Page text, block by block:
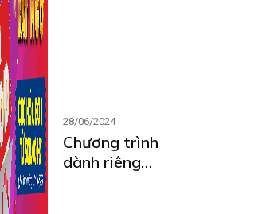
28/06/2024
Chương trình
dành riêng